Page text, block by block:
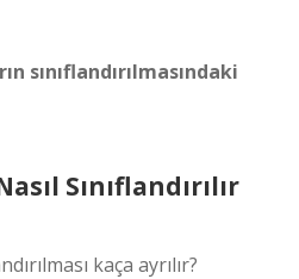
sınıflandırılmasındaki
Sınıflandırılır
kaça ayrılır?